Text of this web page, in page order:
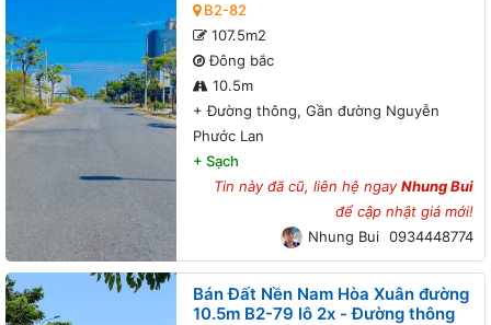
B2-82
107.5m2
Đông bắc
10.5m
+Đường thông, Gần đường Nguyễn
Phước Lan
+ Sạch
Tin này đã cũ, liên hệ ngayNhung Bui
để cập nhật giá mới!
Nhung Bui 0934448774
Bán Đất Nền Nam Hòa Xuân đường
10.5m B2-79 lô 2x - Đường thông